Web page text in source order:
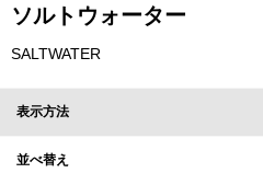
ソルトウォーター
SALTWATER
表示方法
並べ替え